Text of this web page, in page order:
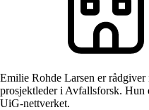
Emilie Rohde Larsen er
prosjektleder i Avfallsforsk. Hun
UiG-nettverket.